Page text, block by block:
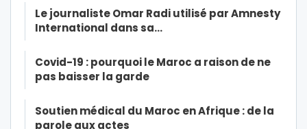
Le journaliste Omar Radi utilisé par Amnesty
International dans sa…
Covid-19 : pourquoi le Maroc a raison de ne
pas baisser la garde
Soutien médical du Maroc en Afrique : de la
parole aux actes